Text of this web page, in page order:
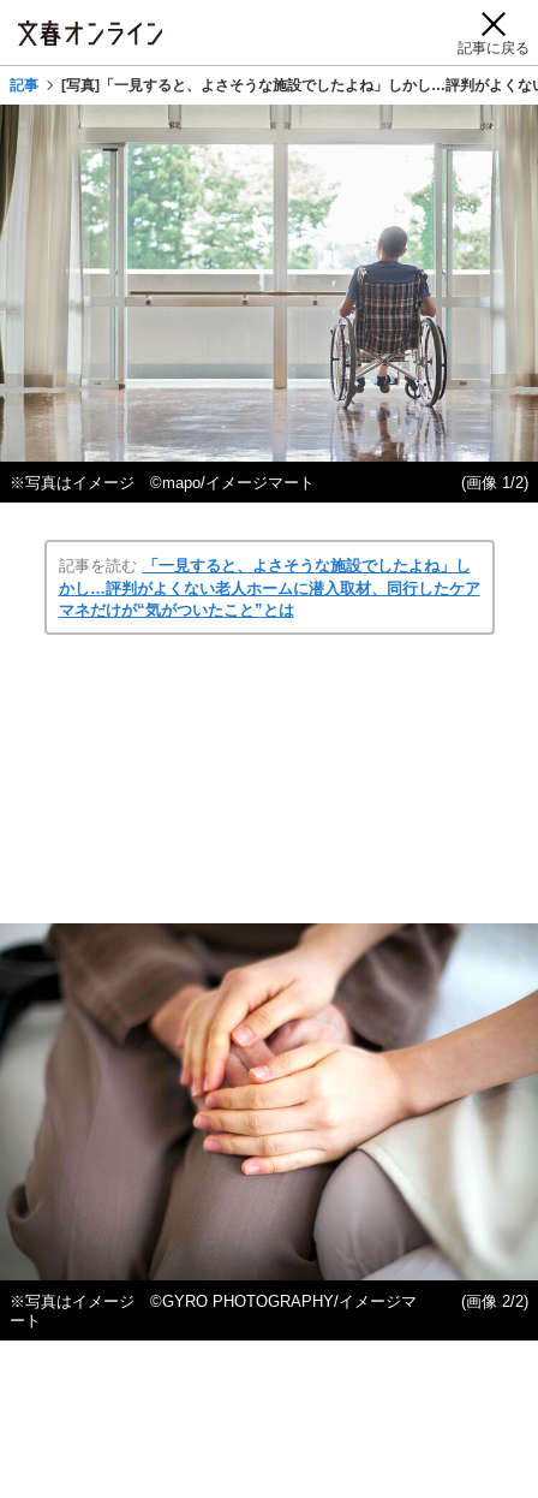
記事に戻る
記事 [写真]「一見すると、よさそうな施設でしたよね」しかし…評判がよく
※写真はイメージ ©mapo/イメージマート (画像 1/2)
記事を読む
「一見すると、よさそうな施設でしたよね」し
かし…評判がよくない老人ホームに潜入取材、同行したケア
マネだけが“気がついたこと”とは
※写真はイメージ ©GYRO PHOTOGRAPHY/イメージマ
ート
(画像 2/2)